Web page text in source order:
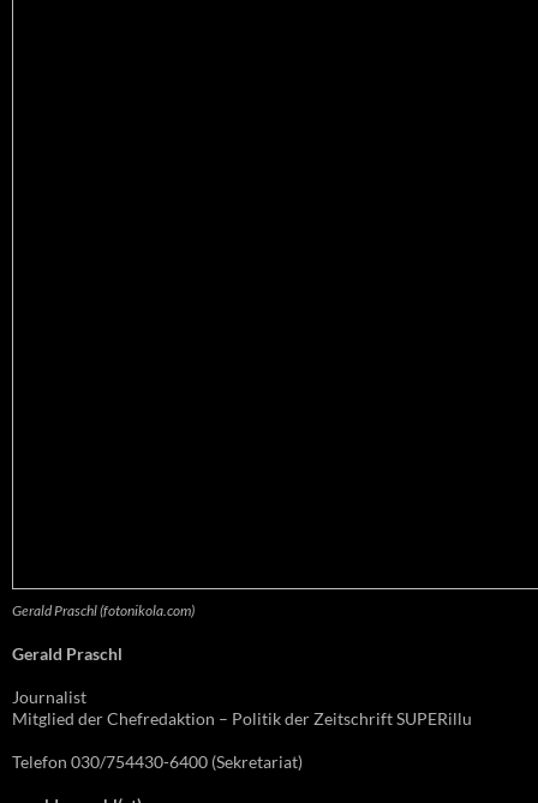
Gerald Praschl (fotonikola.com)
Gerald Praschl
Journalist
Mitglied der Chefredaktion – Politik der Zeitschrift SUPERillu
Telefon 030/754430-6400 (Sekretariat)